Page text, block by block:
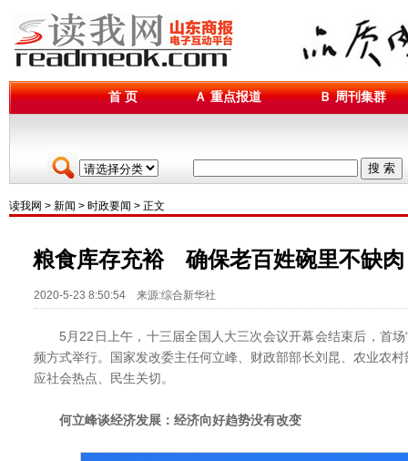
首 页 Ａ 重点报道 Ｂ 周刊集群
搜 索
读我网 > 新闻 > 时政要闻 > 正文
粮食库存充裕 确保老百姓碗里不缺肉
2020-5-23 8:50:54 来源:综合新华社
5月22日上午，十三届全国人大三次会议开幕会结束后，首场
频方式举行。国家发改委主任何立峰、财政部部长刘昆、农业农
应社会热点、民生关切。
何立峰谈经济发展：经济向好趋势没有改变